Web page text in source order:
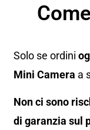
Solo se ordini
Mini Camera a
Non ci sono
di garanzia sul